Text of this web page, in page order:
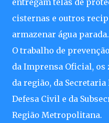
entregam telas de
cisternas e outros
armazenar água parada.
O trabalho de
da Imprensa Oficial,
da região, da Secretaria
Defesa Civil e da
Região Metropolitana.